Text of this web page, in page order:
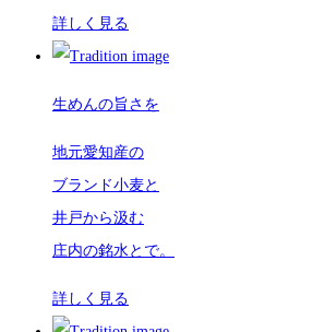
詳しく見る
生めんの旨さを
地元愛知産の
ブランド小麦と
井戸から汲む
庄内の銘水とで。
詳しく見る